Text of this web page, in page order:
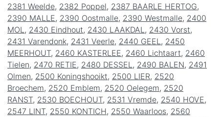
2381 Weelde, 2382 Poppel, 2387 BAARLE HERTOG,
2390 MALLE, 2390 Oostmalle, 2390 Westmalle, 2400
MOL , 2430 Eindhout, 2430 LAAKDAL , 2430 Vorst,
2431 Varendonk, 2431 Veerle, 2440 GEEL , 2450
MEERHOUT, 2460 KASTERLEE, 2460 Lichtaart, 2460
Tielen, 2470 RETIE, 2480 DESSEL , 2490 BALEN, 2491
Olmen, 2500 Koningshooikt, 2500 LIER, 2520
Broechem, 2520 Emblem, 2520 Oelegem, 2520
RANST, 2530 BOECHOUT, 2531 Vremde, 2540 HOVE,
2547 LINT, 2550 KONTICH, 2550 Waarloos, 2560